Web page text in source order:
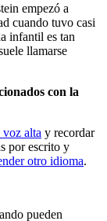
empezó a
cuando tuvo casi
infantil es tan
llamarse
con la
voz alta y recordar
por escrito y
otro idioma.
pueden